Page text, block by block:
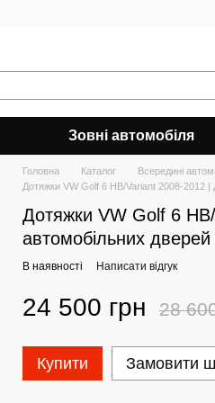
Зовні автомобіля
Головна Каталог
Всередині
Дотяжки VW Golf 6 HB/Variant 2008-2012
Дотяжки VW Golf 6
автомобільних
В наявності Написати відгук
24 500 грн 28
Купити Замовити